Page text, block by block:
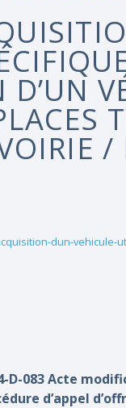
/
dun-vehicule-
D-083 Acte
d’appel